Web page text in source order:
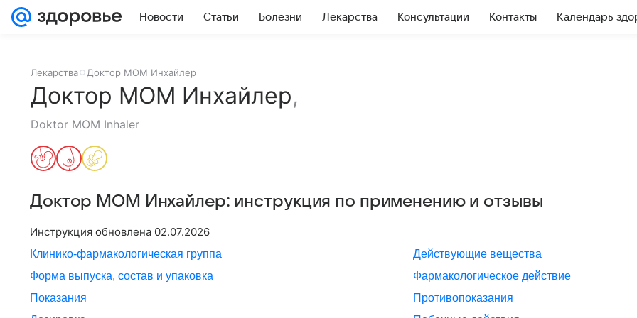
Новости Статьи Болезни Лекарства Консультации Контакты Календарь
Лекарства Доктор МОМ Инхайлер
Доктор МОМ Инхайлер,
Doktor MOM Inhaler
Доктор МОМ Инхайлер: инструкция по применению и отзывы
Инструкция обновлена 02.07.2026
Клинико-фармакологическая группа
Действующие вещества
Форма выпуска, состав и упаковка
Фармакологическое действие
Показания
Противопоказания